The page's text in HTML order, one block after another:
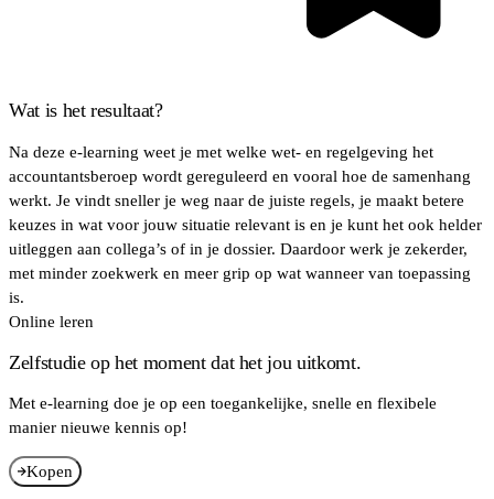
Wat is het resultaat?
Na deze e-learning weet je met welke wet- en regelgeving het
accountantsberoep wordt gereguleerd en vooral hoe de samenhang
werkt. Je vindt sneller je weg naar de juiste regels, je maakt betere
keuzes in wat voor jouw situatie relevant is en je kunt het ook helder
uitleggen aan collega’s of in je dossier. Daardoor werk je zekerder,
met minder zoekwerk en meer grip op wat wanneer van toepassing
is.
Online leren
Zelfstudie op het moment dat het jou uitkomt.
Met e-learning doe je op een toegankelijke, snelle en flexibele
manier nieuwe kennis op!
Kopen